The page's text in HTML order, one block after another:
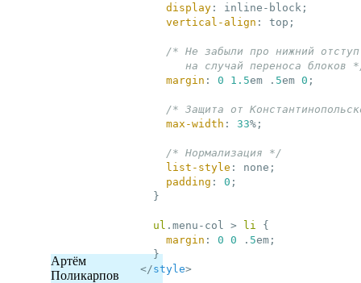
Артём
Поликарпов
display : inline-block ;
vertical-align : top ;
/* Не забыли про нижний отступ
на случай переноса блоков
margin : 0 1.5em . 5em 0 ;
/* Защита от
max-width : 33% ;
/* Нормализация */
list-style : none ;
padding : 0 ;
}
ul .menu-col > li
{
margin : 0 0 . 5em ;
}
</style>